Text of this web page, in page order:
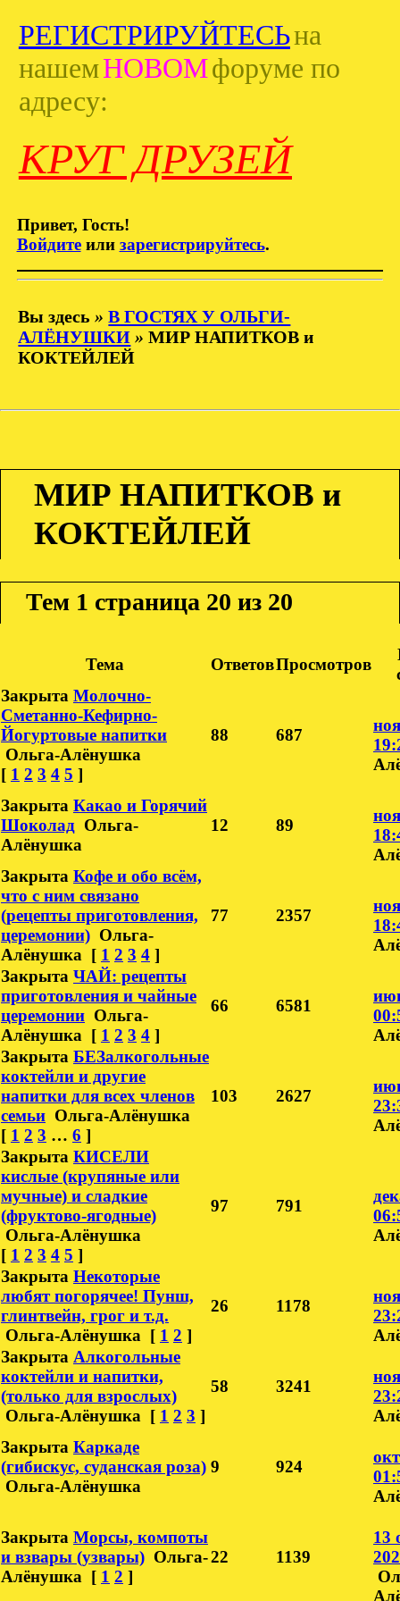
РЕГИСТРИРУЙТЕСЬна
нашемНОВОМфоруме по
адресу:
КРУГ ДРУЗЕЙ
Привет, Гость!
Войдитеили зарегистрируйтесь.
Вы здесь »В ГОСТЯХ У ОЛЬГИ-
АЛЁНУШКИ »МИР НАПИТКОВ и
КОКТЕЙЛЕЙ
МИР НАПИТКОВ и
КОКТЕЙЛЕЙ
Тем 1 страница 20 из 20
Тема ОтветовПросмотров
Закрыта Молочно-
Сметанно-Кефирно-
Йогуртовые напитки
Ольга-Алёнушка
[ 1 2 3 4 5 ]
88 687
Закрыта Какао и Горячий
Шоколад Ольга-
Алёнушка
12 89
Закрыта Кофе и обо всём,
что с ним связано
(рецепты приготовления,
церемонии) Ольга-
Алёнушка [ 1 2 3 4 ]
77 2357
Закрыта ЧАЙ: рецепты
приготовления и чайные
церемонии Ольга-
Алёнушка [ 1 2 3 4 ]
66 6581
Закрыта БЕЗалкогольные
коктейли и другие
напитки для всех членов
семьи Ольга-Алёнушка
[ 1 2 3 … 6 ]
103 2627
Закрыта КИСЕЛИ
кислые (крупяные или
мучные) и сладкие
(фруктово-ягодные)
Ольга-Алёнушка
[ 1 2 3 4 5 ]
97 791
Закрыта Некоторые
любят погорячее! Пунш,
глинтвейн, грог и т.д.
Ольга-Алёнушка [ 1 2 ]
26 1178
Закрыта Алкогольные
коктейли и напитки,
(только для взрослых)
Ольга-Алёнушка [ 1 2 3 ]
58 3241
Закрыта Каркаде
(гибискус, суданская роза)
Ольга-Алёнушка
9 924
Закрыта Морсы, компоты
и взвары (узвары) Ольга-
Алёнушка [ 1 2 ]
22 1139
13